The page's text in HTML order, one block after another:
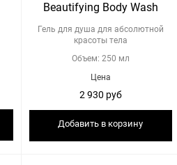
Beautifying Body Wash
Гель для душа для абсолютной
красоты тела
Объем: 250 мл
Цена
2 930 руб
Добавить в корзину